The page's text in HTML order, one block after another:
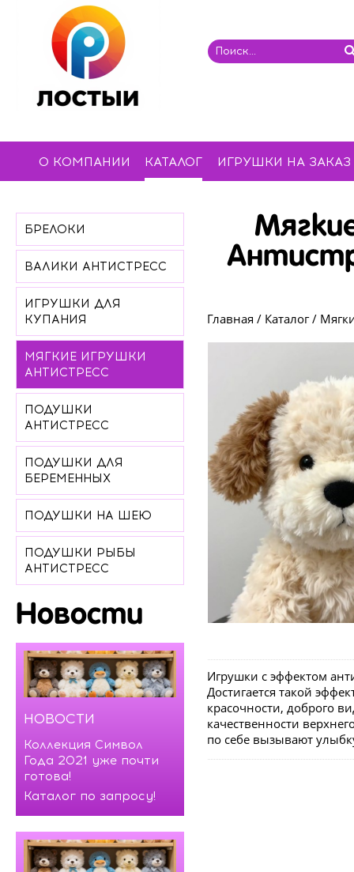
О КОМПАНИИ КАТАЛОГ ИГРУШКИ НА ЗАКАЗ
Главная / Каталог/
Игрушки с эффектом
Достигается такой
красочности, доброго
качественности
по себе вызывают
БРЕЛОКИ
ВАЛИКИ АНТИСТРЕСС
ИГРУШКИ ДЛЯ
КУПАНИЯ
МЯГКИЕ ИГРУШКИ
АНТИСТРЕСС
ПОДУШКИ
АНТИСТРЕСС
ПОДУШКИ ДЛЯ
БЕРЕМЕННЫХ
ПОДУШКИ НА ШЕЮ
ПОДУШКИ РЫБЫ
АНТИСТРЕСС
Новости
НОВОСТИ
Коллекция Символ
Года 2021 уже почти
готова!
Каталог по запросу!